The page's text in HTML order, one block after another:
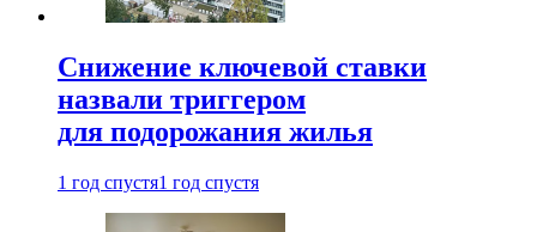
Снижение ключевой ставки
назвали триггером
для подорожания жилья
1 год спустя1 год спустя